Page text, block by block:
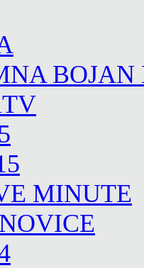
BOJAN
MINUTE